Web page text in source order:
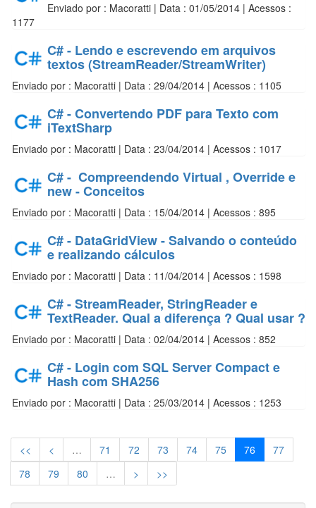
Enviado por : Macoratti | Data : 01/05/2014 | Acessos :
1177
C# - Lendo e escrevendo em arquivos
textos (StreamReader/StreamWriter)
Enviado por : Macoratti | Data : 29/04/2014 | Acessos : 1105
C# - Convertendo PDF para Texto com
iTextSharp
Enviado por : Macoratti | Data : 23/04/2014 | Acessos : 1017
C# - Compreendendo Virtual , Override e
new - Conceitos
Enviado por : Macoratti | Data : 15/04/2014 | Acessos : 895
C# - DataGridView - Salvando o conteúdo
e realizando cálculos
Enviado por : Macoratti | Data : 11/04/2014 | Acessos : 1598
C# - StreamReader, StringReader e
TextReader. Qual a diferença ? Qual usar ?
Enviado por : Macoratti | Data : 02/04/2014 | Acessos : 852
C# - Login com SQL Server Compact e
Hash com SHA256
Enviado por : Macoratti | Data : 25/03/2014 | Acessos : 1253
<< < … 71 72 73 74 75 76
77
78
79 80 … > >>